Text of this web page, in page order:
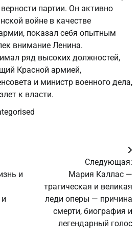
партии. Он активно
войне в качестве
показал себя опытным
внимание Ленина.
ряд высоких должностей,
Красной армией,
и министр военного дела,
к власти.
и
Следующая:
Мария Каллас —
трагическая и великая
леди оперы — причина
смерти, биография и
легендарный голос